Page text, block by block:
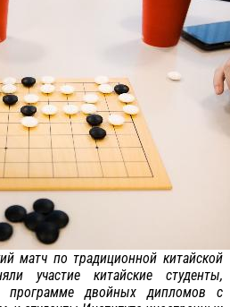
матч по традиционной китайской
участие китайские студенты,
двойных дипломов с